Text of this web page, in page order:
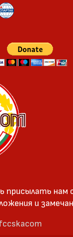
присылать нам
и